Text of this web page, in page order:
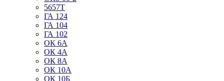
5657Т
ГА 124
ГА 104
ГА 102
ОК 6А
ОК 4А
ОК 8А
ОК 10А
ОК 10Б